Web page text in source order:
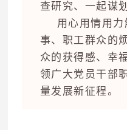
查研究、一起谋
用心用情用
事、职工群众的
众的获得感、幸
领广大党员干部
量发展新征程。